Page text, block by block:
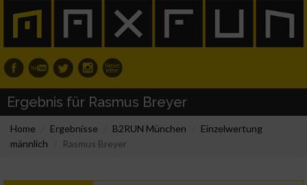
Ergebnis für Rasmus Breyer
Home Ergebnisse B2RUN München
Einzelwertung
männlich
Rasmus Breyer